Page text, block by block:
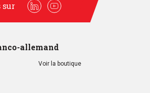
sur
LinkedinYoutube
allemand
Voir la boutique